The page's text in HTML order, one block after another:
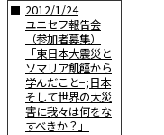
■ 2012/1/24
ユニセフ報告会
（参加者募集）
「東日本大震災と
ソマリア飢饉から
学んだこと−;日本
そして世界の大災
害に我々は何をな
すべきか？」